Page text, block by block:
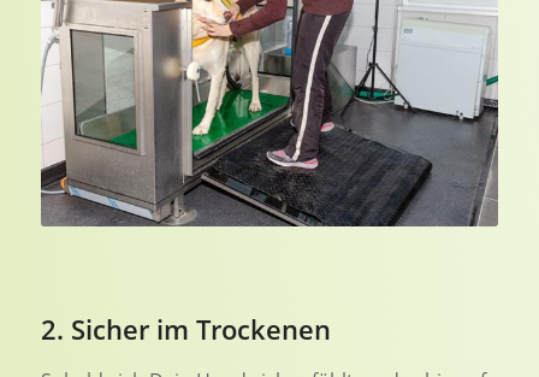
2. Sicher im Trockenen